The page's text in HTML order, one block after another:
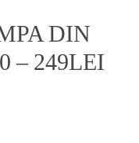
DIN
– 249LEI